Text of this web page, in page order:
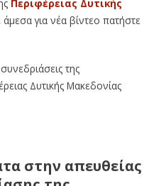
Περιφέρειας Δυτικής
για νέα βίντεο πατήστε
της
Δυτικής Μακεδονίας
στην απευθείας